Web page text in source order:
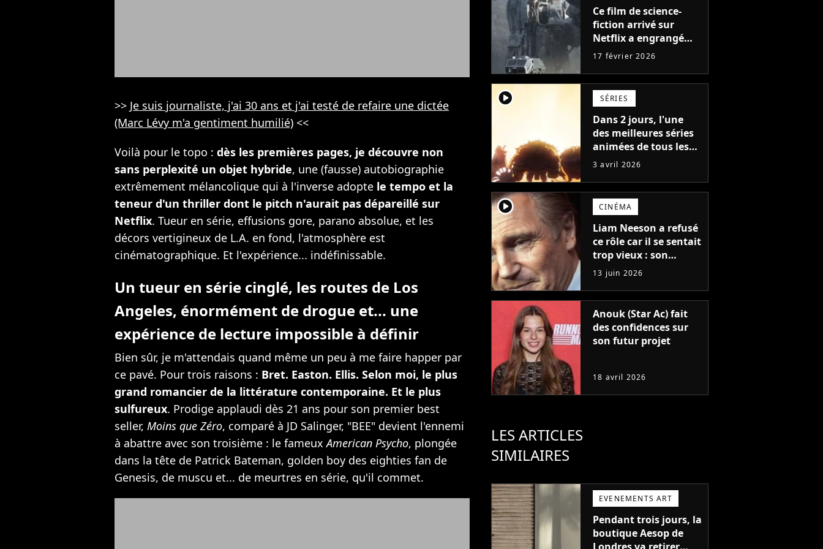
>> Je suis journaliste, j'ai 30 ans et j'ai testé de refaire une dictée
(Marc Lévy m'a gentiment humilié) <<
Voilà pour le topo : dès les premières pages, je découvre non
sans perplexité un objet hybride, une (fausse) autobiographie
extrêmement mélancolique qui à l'inverse adopte le tempo et la
teneur d'un thriller dont le pitch n'aurait pas dépareillé sur
Netflix. Tueur en série, effusions gore, parano absolue, et les
décors vertigineux de L.A. en fond, l'atmosphère est
cinématographique. Et l'expérience... indéfinissable.
Un tueur en série cinglé, les routes de Los
Angeles, énormément de drogue et... une
expérience de lecture impossible à définir
Bien sûr, je m'attendais quand même un peu à me faire happer par
ce pavé. Pour trois raisons : Bret. Easton. Ellis. Selon moi, le plus
grand romancier de la littérature contemporaine. Et le plus
sulfureux. Prodige applaudi dès 21 ans pour son premier best
seller, Moins que Zéro, comparé à JD Salinger, "BEE" devient l'ennemi
à abattre avec son troisième : le fameuxAmerican Psycho, plongée
dans la tête de Patrick Bateman, golden boy des eighties fan de
Genesis, de muscu et... de meurtres en série, qu'il commet.
Ce film de science-
fiction arrivé sur
Netflix a engrangé
403 millions de dollars
revivre l'une des
sagas les plus
emblématiques de
tous les temps
17 février 2026
player2 SÉRIES
Dans 2 jours, l'une
des meilleures séries
animées de tous les
temps fait son grand
tournant historique
3 avril 2026
player2 CINÉMA
Liam Neeson a refusé
ce rôle car il se sentait
trop vieux : son
remplaçant a
remporté un Oscar et
est considéré comme
le plus grand acteur
de tous les temps
13 juin 2026
Anouk (Star Ac) fait
des confidences sur
son futur projet
18 avril 2026
LES ARTICLES
SIMILAIRES
EVENEMENTS ART
Pendant trois jours, la
boutique Aesop de